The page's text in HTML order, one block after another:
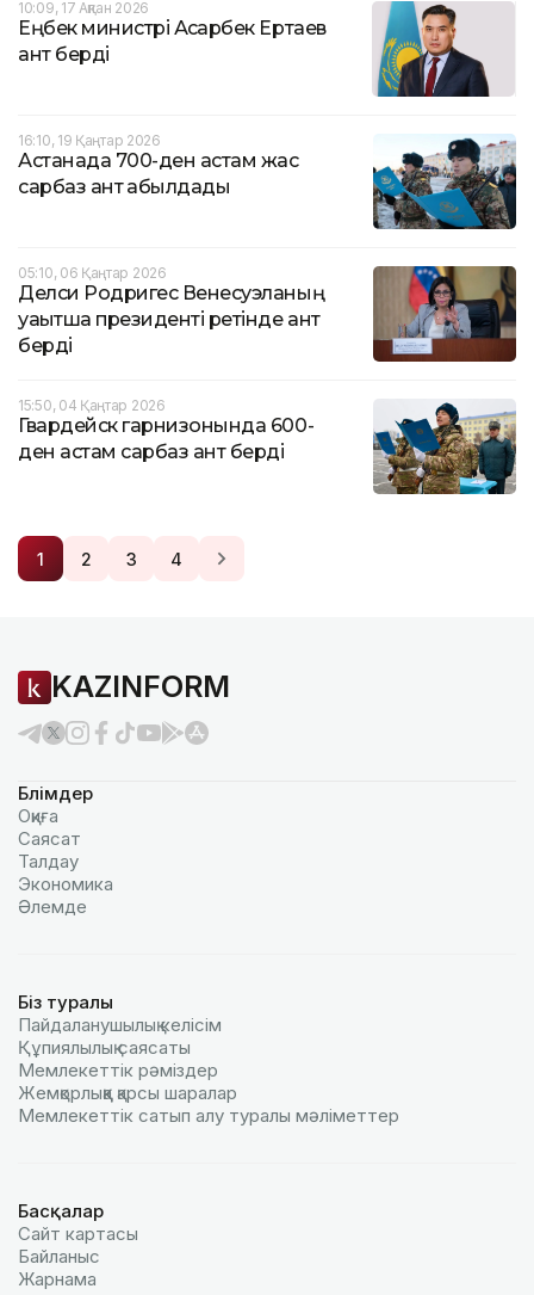
10:09, 17 Ақпан 2026
Еңбек министрі Асқарбек Ертаев
ант берді
16:10, 19 Қаңтар 2026
Астанада 700-ден астам жас
сарбаз ант қабылдады
05:10, 06 Қаңтар 2026
Делси Родригес Венесуэланың
уақытша президенті ретінде ант
берді
15:50, 04 Қаңтар 2026
Гвардейск гарнизонында 600-
ден астам сарбаз ант берді
1 2 3 4
KAZINFORM
Бөлімдер
Оқиға
Саясат
Талдау
Экономика
Әлемде
Біз туралы
Пайдаланушылық келiciм
Құпиялылық саясаты
Мемлекеттік рәміздер
Жемқорлыққа қарсы шаралар
Мемлекеттік сатып алу туралы мәлiметтер
Басқалар
Сайт картасы
Байланыс
Жарнама